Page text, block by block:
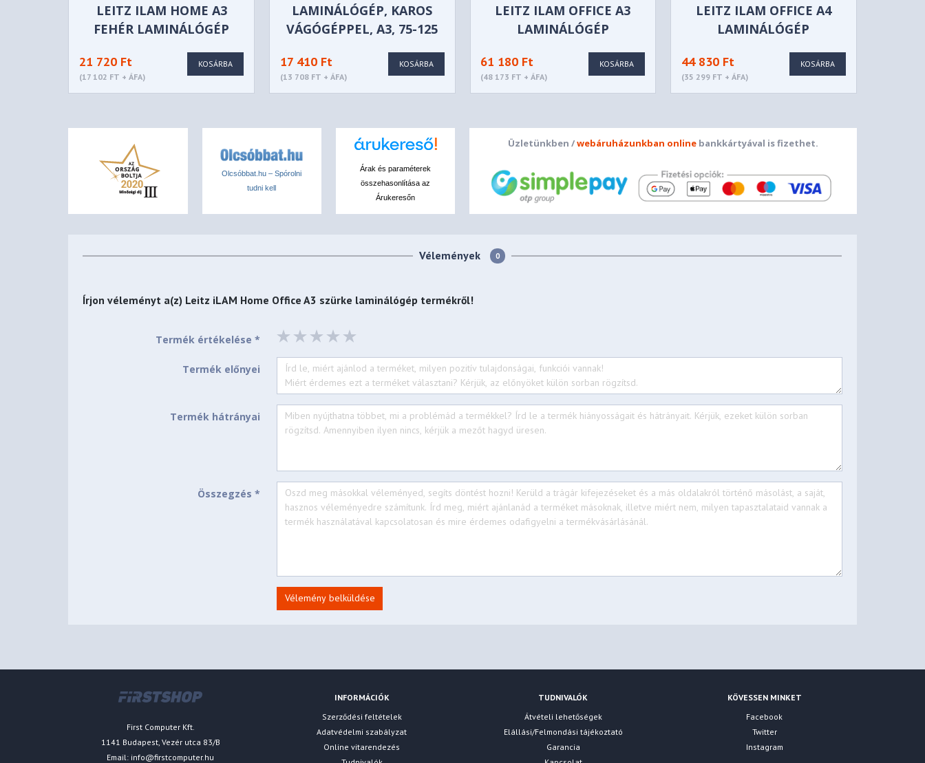
LEITZ ILAM HOME A3
FEHÉR LAMINÁLÓGÉP
21 720 Ft
(17 102 FT + ÁFA)
KOSÁRBA
LAMINÁLÓGÉP, KAROS
VÁGÓGÉPPEL, A3, 75-125
350", FEHÉR
17 410 Ft
(13 708 FT + ÁFA)
KOSÁRBA
LEITZ ILAM OFFICE A3
LAMINÁLÓGÉP
61 180 Ft
(48 173 FT + ÁFA)
KOSÁRBA
LEITZ ILAM OFFICE A4
LAMINÁLÓGÉP
44 830 Ft
(35 299 FT + ÁFA)
KOSÁRBA
Olcsóbbat.hu – Spórolni
tudni kell
Árak és paraméterek
összehasonlítása az
Árukeresőn
Üzletünkben /webáruházunkban online bankkártyával is fizethet.
Vélemények 0
Írjon véleményt a(z) Leitz iLAM Home Office A3 szürke laminálógép termékről!
Termék értékelése *
Termék előnyei
Termék hátrányai
Összegzés *
Vélemény belküldése
First Computer Kft.
1141 Budapest, Vezér utca 83/B
Email: info@firstcomputer.hu
INFORMÁCIÓK
Szerződési feltételek
Adatvédelmi szabályzat
Online vitarendezés
TUDNIVALÓK
Átvételi lehetőségek
Elállási/Felmondási tájékoztató
Garancia
KÖVESSEN MINKET
Facebook
Twitter
Instagram